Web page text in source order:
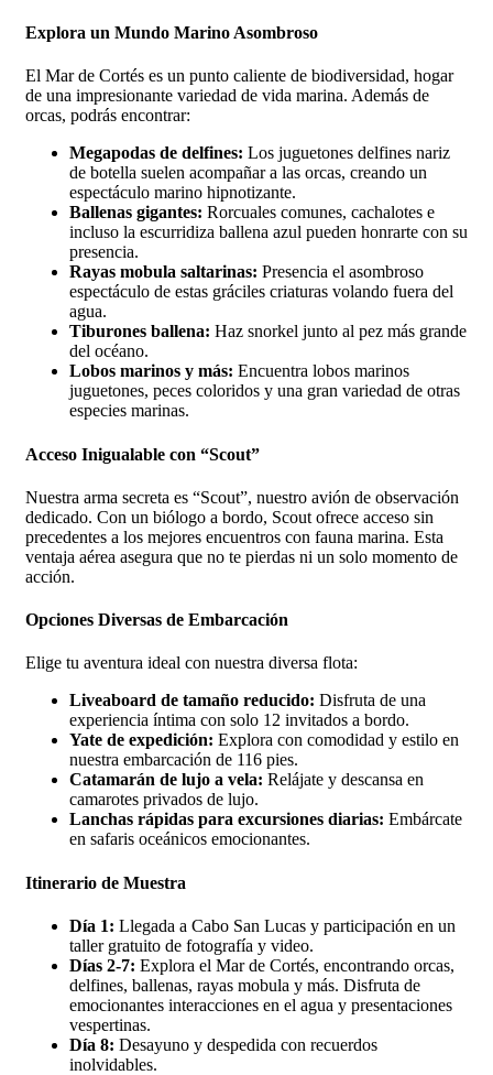
Explora un Mundo Marino Asombroso
El Mar de Cortés es un punto caliente de biodiversidad, hogar
de una impresionante variedad de vida marina. Además de
orcas, podrás encontrar:
Megapodas de delfines: Los juguetones delfines nariz
de botella suelen acompañar a las orcas, creando un
espectáculo marino hipnotizante.
Ballenas gigantes: Rorcuales comunes, cachalotes e
incluso la escurridiza ballena azul pueden honrarte con su
presencia.
Rayas mobula saltarinas: Presencia el asombroso
espectáculo de estas gráciles criaturas volando fuera del
agua.
Tiburones ballena: Haz snorkel junto al pez más grande
del océano.
Lobos marinos y más: Encuentra lobos marinos
juguetones, peces coloridos y una gran variedad de otras
especies marinas.
Acceso Inigualable con “Scout”
Nuestra arma secreta es “Scout”, nuestro avión de observación
dedicado. Con un biólogo a bordo, Scout ofrece acceso sin
precedentes a los mejores encuentros con fauna marina. Esta
ventaja aérea asegura que no te pierdas ni un solo momento de
acción.
Opciones Diversas de Embarcación
Elige tu aventura ideal con nuestra diversa flota:
Liveaboard de tamaño reducido: Disfruta de una
experiencia íntima con solo 12 invitados a bordo.
Yate de expedición: Explora con comodidad y estilo en
nuestra embarcación de 116 pies.
Catamarán de lujo a vela: Relájate y descansa en
camarotes privados de lujo.
Lanchas rápidas para excursiones diarias: Embárcate
en safaris oceánicos emocionantes.
Itinerario de Muestra
Día 1: Llegada a Cabo San Lucas y participación en un
taller gratuito de fotografía y video.
Días 2-7: Explora el Mar de Cortés, encontrando orcas,
delfines, ballenas, rayas mobula y más. Disfruta de
emocionantes interacciones en el agua y presentaciones
vespertinas.
Día 8: Desayuno y despedida con recuerdos
inolvidables.